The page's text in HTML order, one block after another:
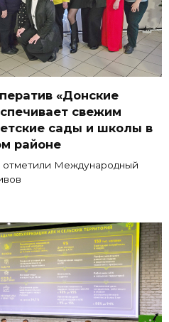
«Донские
свежим
сады и школы в
районе
Международный